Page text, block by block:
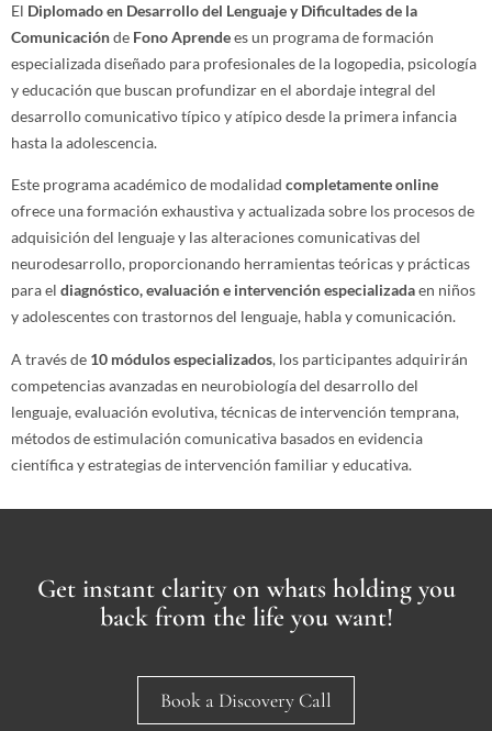
El Diplomado en Desarrollo del Lenguaje y Dificultades de la
Comunicaciónde Fono Aprendees un programa de formación
especializada diseñado para profesionales de la logopedia, psicología
y educación que buscan profundizar en el abordaje integral del
desarrollo comunicativo típico y atípico desde la primera infancia
hasta la adolescencia.
Este programa académico de modalidad completamente online
ofrece una formación exhaustiva y actualizada sobre los procesos de
adquisición del lenguaje y las alteraciones comunicativas del
neurodesarrollo, proporcionando herramientas teóricas y prácticas
para el diagnóstico, evaluación e intervención especializadaen niños
y adolescentes con trastornos del lenguaje, habla y comunicación.
A través de 10 módulos especializados, los participantes adquirirán
competencias avanzadas en neurobiología del desarrollo del
lenguaje, evaluación evolutiva, técnicas de intervención temprana,
métodos de estimulación comunicativa basados en evidencia
científica y estrategias de intervención familiar y educativa.
Get instant clarity on whats holding you
back from the life you want!
Book a Discovery Call